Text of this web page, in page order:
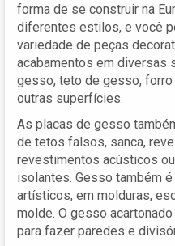
forma de se construir na
diferentes estilos, e você
variedade de peças
acabamentos em diversas
gesso, teto de gesso, forro
outras superfícies.
As placas de gesso
de tetos falsos, sanca,
revestimentos acústicos
isolantes. Gesso também
artísticos, em molduras,
molde. O gesso
para fazer paredes e